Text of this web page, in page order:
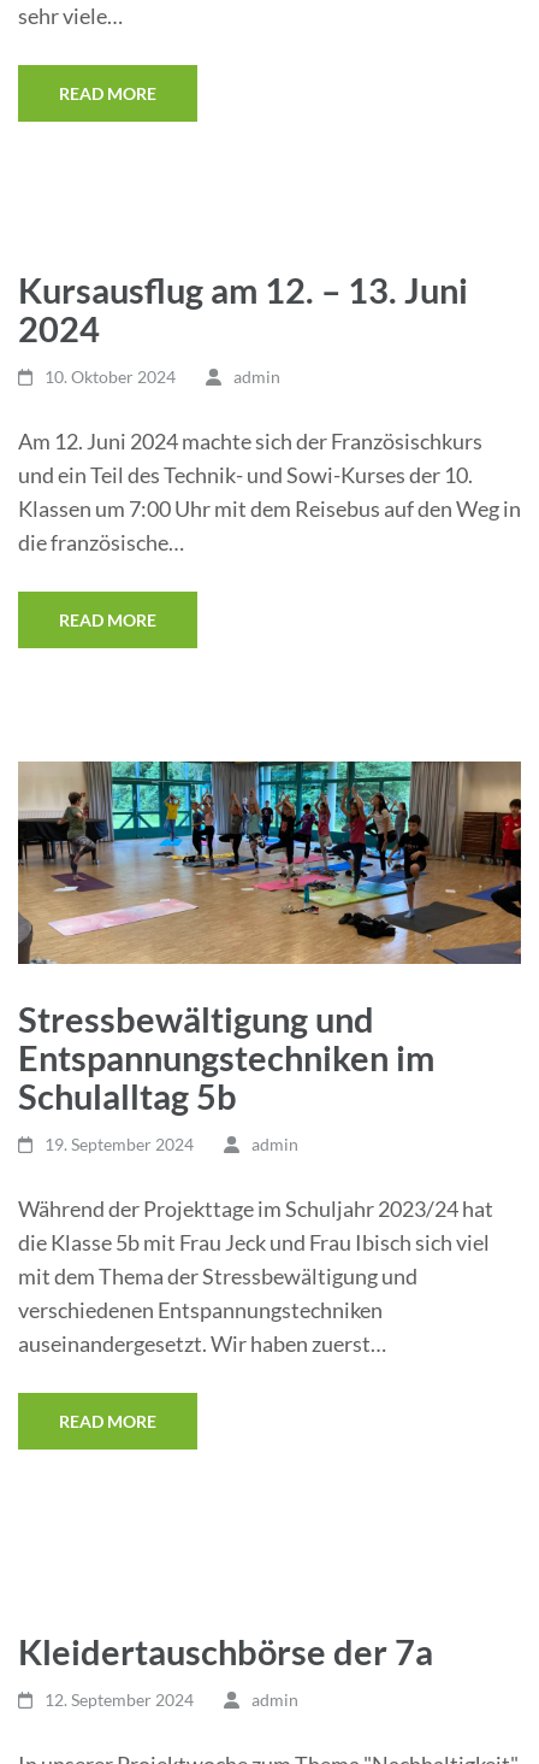
sehr viele…
READ MORE
Kursausflug am 12. – 13. Juni
2024
10. Oktober 2024 admin
Am 12. Juni 2024 machte sich der Französischkurs
und ein Teil des Technik- und Sowi-Kurses der 10.
Klassen um 7:00 Uhr mit dem Reisebus auf den Weg in
die französische…
READ MORE
Stressbewältigung und
Entspannungstechniken im
Schulalltag 5b
19. September 2024 admin
Während der Projekttage im Schuljahr 2023/24 hat
die Klasse 5b mit Frau Jeck und Frau Ibisch sich viel
mit dem Thema der Stressbewältigung und
verschiedenen Entspannungstechniken
auseinandergesetzt. Wir haben zuerst…
READ MORE
Kleidertauschbörse der 7a
12. September 2024 admin